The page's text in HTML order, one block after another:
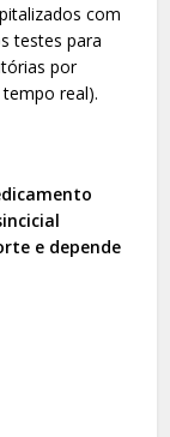
com
testes para
por
real).
e depende